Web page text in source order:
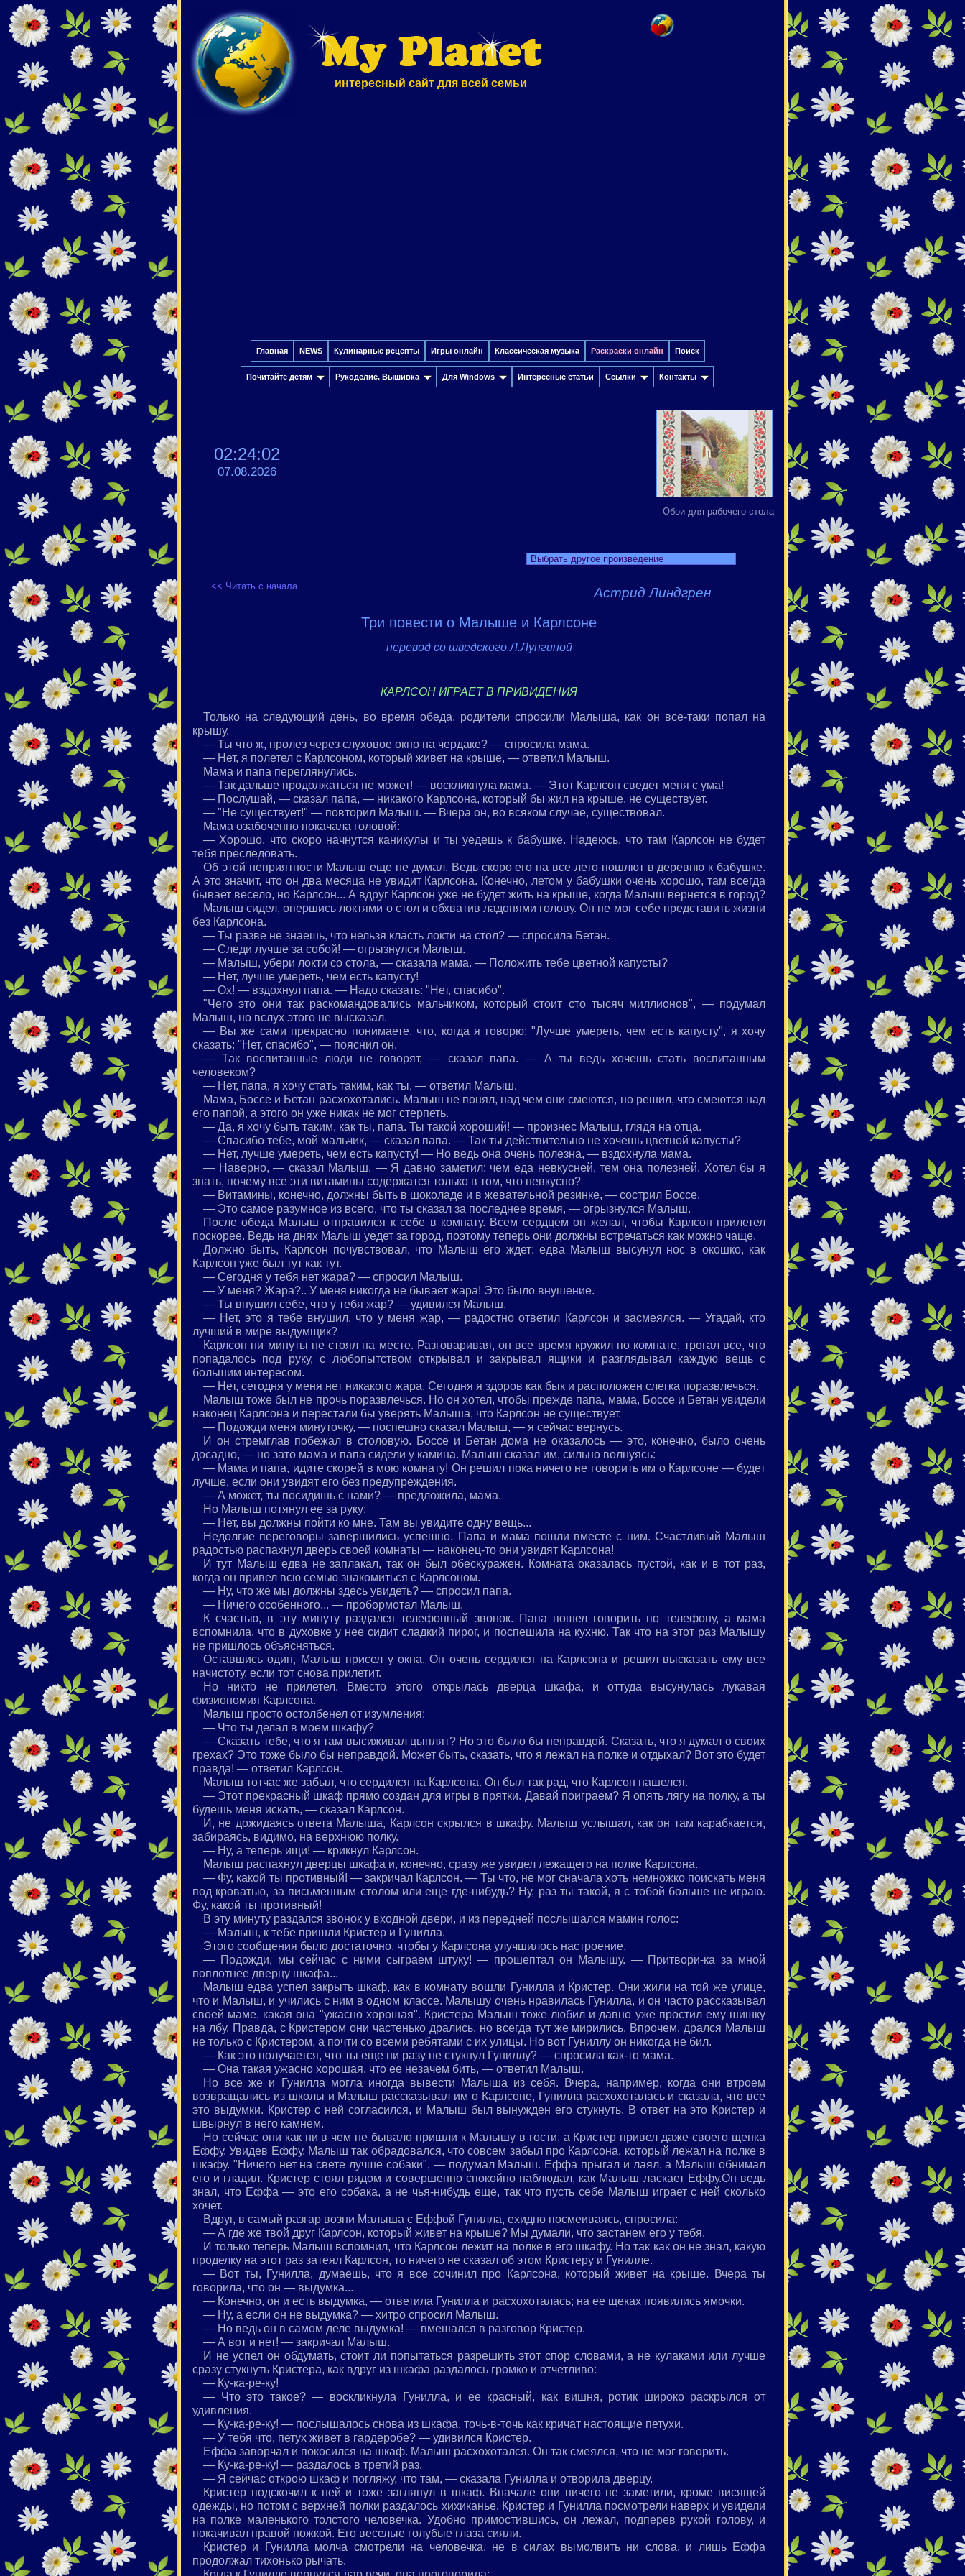
интересный сайт для всей семьи
Главная NEWS Кулинарные рецепты Игры онлайн Классическая музыка Раскраски онлайн Поиск
Почитайте детям Рукоделие. Вышивка Для Windows Интересные cтатьи Ссылки Контакты
02:24:03
07.08.2026
Обои для рабочего стола
Выбрать другое произведение
<< Читать с начала Астрид Линдгрен
Три повести о Малыше и Карлсоне
перевод со шведского Л.Лунгиной
КАРЛСОН ИГРАЕТ В ПРИВИДЕНИЯ
Только на следующий день, во время обеда, родители спросили Малыша, как он все-таки попал на
крышу.
— Ты что ж, пролез через слуховое окно на чердаке? — спросила мама.
— Нет, я полетел с Карлсоном, который живет на крыше, — ответил Малыш.
Мама и папа переглянулись.
— Так дальше продолжаться не может! — воскликнула мама. — Этот Карлсон сведет меня с ума!
— Послушай, — сказал папа, — никакого Карлсона, который бы жил на крыше, не существует.
— "Не существует!" — повторил Малыш. — Вчера он, во всяком случае, существовал.
Мама озабоченно покачала головой:
— Хорошо, что скоро начнутся каникулы и ты уедешь к бабушке. Надеюсь, что там Карлсон не будет
тебя преследовать.
Об этой неприятности Малыш еще не думал. Ведь скоро его на все лето пошлют в деревню к бабушке.
А это значит, что он два месяца не увидит Карлсона. Конечно, летом у бабушки очень хорошо, там всегда
бывает весело, но Карлсон... А вдруг Карлсон уже не будет жить на крыше, когда Малыш вернется в город?
Малыш сидел, опершись локтями о стол и обхватив ладонями голову. Он не мог себе представить жизни
без Карлсона.
— Ты разве не знаешь, что нельзя класть локти на стол? — спросила Бетан.
— Следи лучше за собой! — огрызнулся Малыш.
— Малыш, убери локти со стола, — сказала мама. — Положить тебе цветной капусты?
— Нет, лучше умереть, чем есть капусту!
— Ох! — вздохнул папа. — Надо сказать: "Нет, спасибо".
"Чего это они так раскомандовались мальчиком, который стоит сто тысяч миллионов", — подумал
Малыш, но вслух этого не высказал.
— Вы же сами прекрасно понимаете, что, когда я говорю: "Лучше умереть, чем есть капусту", я хочу
сказать: "Нет, спасибо", — пояснил он.
— Так воспитанные люди не говорят, — сказал папа. — А ты ведь хочешь стать воспитанным
человеком?
— Нет, папа, я хочу стать таким, как ты, — ответил Малыш.
Мама, Боссе и Бетан расхохотались. Малыш не понял, над чем они смеются, но решил, что смеются над
его папой, а этого он уже никак не мог стерпеть.
— Да, я хочу быть таким, как ты, папа. Ты такой хороший! — произнес Малыш, глядя на отца.
— Спасибо тебе, мой мальчик, — сказал папа. — Так ты действительно не хочешь цветной капусты?
— Нет, лучше умереть, чем есть капусту! — Но ведь она очень полезна, — вздохнула мама.
— Наверно, — сказал Малыш. — Я давно заметил: чем еда невкусней, тем она полезней. Хотел бы я
знать, почему все эти витамины содержатся только в том, что невкусно?
— Витамины, конечно, должны быть в шоколаде и в жевательной резинке, — сострил Боссе.
— Это самое разумное из всего, что ты сказал за последнее время, — огрызнулся Малыш.
После обеда Малыш отправился к себе в комнату. Всем сердцем он желал, чтобы Карлсон прилетел
поскорее. Ведь на днях Малыш уедет за город, поэтому теперь они должны встречаться как можно чаще.
Должно быть, Карлсон почувствовал, что Малыш его ждет: едва Малыш высунул нос в окошко, как
Карлсон уже был тут как тут.
— Сегодня у тебя нет жара? — спросил Малыш.
— У меня? Жара?.. У меня никогда не бывает жара! Это было внушение.
— Ты внушил себе, что у тебя жар? — удивился Малыш.
— Нет, это я тебе внушил, что у меня жар, — радостно ответил Карлсон и засмеялся. — Угадай, кто
лучший в мире выдумщик?
Карлсон ни минуты не стоял на месте. Разговаривая, он все время кружил по комнате, трогал все, что
попадалось под руку, с любопытством открывал и закрывал ящики и разглядывал каждую вещь с
большим интересом.
— Нет, сегодня у меня нет никакого жара. Сегодня я здоров как бык и расположен слегка поразвлечься.
Малыш тоже был не прочь поразвлечься. Но он хотел, чтобы прежде папа, мама, Боссе и Бетан увидели
наконец Карлсона и перестали бы уверять Малыша, что Карлсон не существует.
— Подожди меня минуточку, — поспешно сказал Малыш, — я сейчас вернусь.
И он стремглав побежал в столовую. Боссе и Бетан дома не оказалось — это, конечно, было очень
досадно, — но зато мама и папа сидели у камина. Малыш сказал им, сильно волнуясь:
— Мама и папа, идите скорей в мою комнату! Он решил пока ничего не говорить им о Карлсоне — будет
лучше, если они увидят его без предупреждения.
— А может, ты посидишь с нами? — предложила, мама.
Но Малыш потянул ее за руку:
— Нет, вы должны пойти ко мне. Там вы увидите одну вещь...
Недолгие переговоры завершились успешно. Папа и мама пошли вместе с ним. Счастливый Малыш
радостью распахнул дверь своей комнаты — наконец-то они увидят Карлсона!
И тут Малыш едва не заплакал, так он был обескуражен. Комната оказалась пустой, как и в тот раз,
когда он привел всю семью знакомиться с Карлсоном.
— Ну, что же мы должны здесь увидеть? — спросил папа.
— Ничего особенного... — пробормотал Малыш.
К счастью, в эту минуту раздался телефонный звонок. Папа пошел говорить по телефону, а мама
вспомнила, что в духовке у нее сидит сладкий пирог, и поспешила на кухню. Так что на этот раз Малышу
не пришлось объясняться.
Оставшись один, Малыш присел у окна. Он очень сердился на Карлсона и решил высказать ему все
начистоту, если тот снова прилетит.
Но никто не прилетел. Вместо этого открылась дверца шкафа, и оттуда высунулась лукавая
физиономия Карлсона.
Малыш просто остолбенел от изумления:
— Что ты делал в моем шкафу?
— Сказать тебе, что я там высиживал цыплят? Но это было бы неправдой. Сказать, что я думал о своих
грехах? Это тоже было бы неправдой. Может быть, сказать, что я лежал на полке и отдыхал? Вот это будет
правда! — ответил Карлсон.
Малыш тотчас же забыл, что сердился на Карлсона. Он был так рад, что Карлсон нашелся.
— Этот прекрасный шкаф прямо создан для игры в прятки. Давай поиграем? Я опять лягу на полку, а ты
будешь меня искать, — сказал Карлсон.
И, не дожидаясь ответа Малыша, Карлсон скрылся в шкафу. Малыш услышал, как он там карабкается,
забираясь, видимо, на верхнюю полку.
— Ну, а теперь ищи! — крикнул Карлсон.
Малыш распахнул дверцы шкафа и, конечно, сразу же увидел лежащего на полке Карлсона.
— Фу, какой ты противный! — закричал Карлсон. — Ты что, не мог сначала хоть немножко поискать меня
под кроватью, за письменным столом или еще где-нибудь? Ну, раз ты такой, я с тобой больше не играю.
Фу, какой ты противный!
В эту минуту раздался звонок у входной двери, и из передней послышался мамин голос:
— Малыш, к тебе пришли Кристер и Гунилла.
Этого сообщения было достаточно, чтобы у Карлсона улучшилось настроение.
— Подожди, мы сейчас с ними сыграем штуку! — прошептал он Малышу. — Притвори-ка за мной
поплотнее дверцу шкафа...
Малыш едва успел закрыть шкаф, как в комнату вошли Гунилла и Кристер. Они жили на той же улице,
что и Малыш, и учились с ним в одном классе. Малышу очень нравилась Гунилла, и он часто рассказывал
своей маме, какая она "ужасно хорошая". Кристера Малыш тоже любил и давно уже простил ему шишку
на лбу. Правда, с Кристером они частенько дрались, но всегда тут же мирились. Впрочем, дрался Малыш
не только с Кристером, а почти со всеми ребятами с их улицы. Но вот Гуниллу он никогда не бил.
— Как это получается, что ты еще ни разу не стукнул Гуниллу? — спросила как-то мама.
— Она такая ужасно хорошая, что ее незачем бить, — ответил Малыш.
Но все же и Гунилла могла иногда вывести Малыша из себя. Вчера, например, когда они втроем
возвращались из школы и Малыш рассказывал им о Карлсоне, Гунилла расхохоталась и сказала, что все
это выдумки. Кристер с ней согласился, и Малыш был вынужден его стукнуть. В ответ на это Кристер и
швырнул в него камнем.
Но сейчас они как ни в чем не бывало пришли к Малышу в гости, а Кристер привел даже своего щенка
Еффу. Увидев Еффу, Малыш так обрадовался, что совсем забыл про Карлсона, который лежал на полке в
шкафу. "Ничего нет на свете лучше собаки", — подумал Малыш. Еффа прыгал и лаял, а Малыш обнимал
его и гладил. Кристер стоял рядом и совершенно спокойно наблюдал, как Малыш ласкает Еффу.Он ведь
знал, что Еффа — это его собака, а не чья-нибудь еще, так что пусть себе Малыш играет с ней сколько
хочет.
Вдруг, в самый разгар возни Малыша с Еффой Гунилла, ехидно посмеиваясь, спросила:
— А где же твой друг Карлсон, который живет на крыше? Мы думали, что застанем его у тебя.
И только теперь Малыш вспомнил, что Карлсон лежит на полке в его шкафу. Но так как он не знал, какую
проделку на этот раз затеял Карлсон, то ничего не сказал об этом Кристеру и Гунилле.
— Вот ты, Гунилла, думаешь, что я все сочинил про Карлсона, который живет на крыше. Вчера ты
говорила, что он — выдумка...
— Конечно, он и есть выдумка, — ответила Гунилла и расхохоталась; на ее щеках появились ямочки.
— Ну, а если он не выдумка? — хитро спросил Малыш.
— Но ведь он в самом деле выдумка! — вмешался в разговор Кристер.
— А вот и нет! — закричал Малыш.
И не успел он обдумать, стоит ли попытаться разрешить этот спор словами, а не кулаками или лучше
сразу стукнуть Кристера, как вдруг из шкафа раздалось громко и отчетливо:
— Ку-ка-ре-ку!
— Что это такое? — воскликнула Гунилла, и ее красный, как вишня, ротик широко раскрылся от
удивления.
— Ку-ка-ре-ку! — послышалось снова из шкафа, точь-в-точь как кричат настоящие петухи.
— У тебя что, петух живет в гардеробе? — удивился Кристер.
Еффа заворчал и покосился на шкаф. Малыш расхохотался. Он так смеялся, что не мог говорить.
— Ку-ка-ре-ку! — раздалось в третий раз.
— Я сейчас открою шкаф и погляжу, что там, — сказала Гунилла и отворила дверцу.
Кристер подскочил к ней и тоже заглянул в шкаф. Вначале они ничего не заметили, кроме висящей
одежды, но потом с верхней полки раздалось хихиканье. Кристер и Гунилла посмотрели наверх и увидели
на полке маленького толстого человечка. Удобно примостившись, он лежал, подперев рукой голову, и
покачивал правой ножкой. Его веселые голубые глаза сияли.
Кристер и Гунилла молча смотрели на человечка, не в силах вымолвить ни слова, и лишь Еффа
продолжал тихонько рычать.